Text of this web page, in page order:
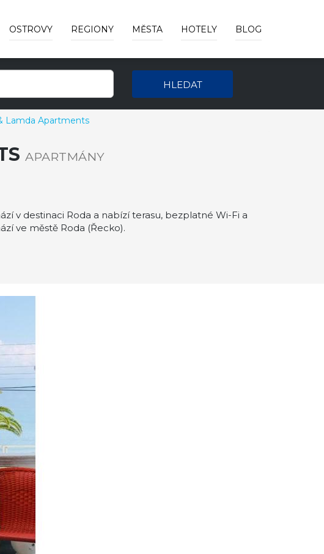
OSTROVY REGIONY MĚSTA HOTELY BLOG
HLEDAT
Lamda Apartments
APARTMÁNY
v destinaci Roda a nabízí terasu, bezplatné Wi-Fi a
ve městě Roda (Řecko).